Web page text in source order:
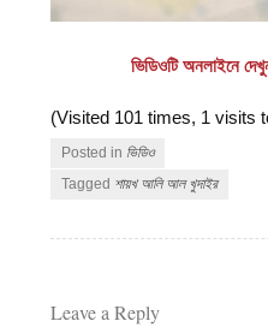
ভিডিওটি অনলাইনে
(Visited 101 times, 1 visits
Posted in ভিডিও
Tagged শায়খ আলি আল খুদাইর
Leave a Reply